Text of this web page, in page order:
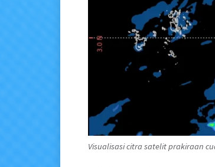
Visualisasi citra satelit prakiraan